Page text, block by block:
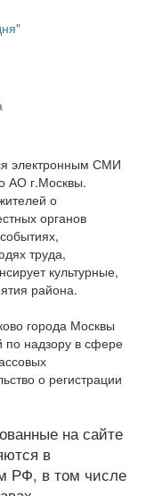
электронным СМИ
АО г.Москвы.
о
органов
труда,
культурные,
района.
города Москвы
по надзору в сфере
о регистрации
на сайте
в
РФ, в том числе